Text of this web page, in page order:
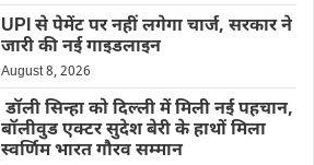
UPI से पेमेंट पर नहीं लगेगा चार्ज, सरकार ने
जारी की नई गाइडलाइन
August 8, 2026
डॉली सिन्हा को दिल्ली में मिली नई पहचान,
बॉलीवुड एक्टर सुदेश बेरी के हाथों मिला
स्वर्णिम भारत गौरव सम्मान